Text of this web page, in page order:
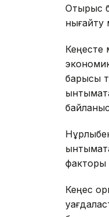
Отырыс
нығайту
Кеңесте
барысы
факторы
Кеңес